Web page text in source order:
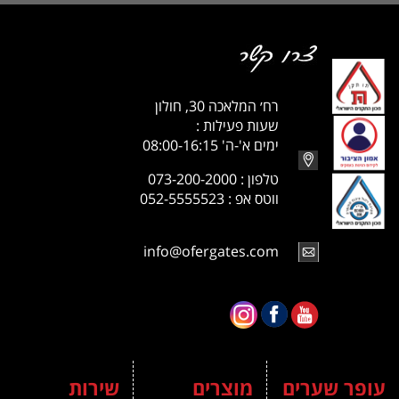
רח׳ המלאכה 30, חולון
שעות פעילות :
ימים א'-ה' 08:00-16:15
טלפון : 073-200-2000
ווטס אפ : 052-5555523
info@ofergates.com
עופר שערים מוצרים שירות